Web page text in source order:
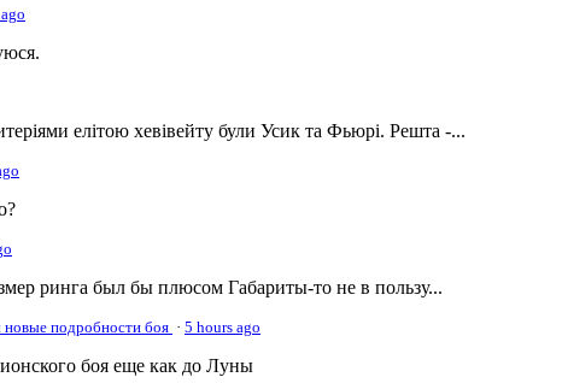
елітою хевівейту були Усик та Фьюрі. Решта -...
ринга был бы плюсом Габариты-то не в пользу...
подробности боя · 5 hours ago
боя еще как до Луны